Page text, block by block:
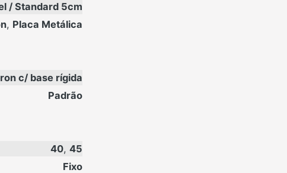
/ Standard 5cm
, Placa Metálica
c/ base rígida
Padrão
40, 45
Fixo